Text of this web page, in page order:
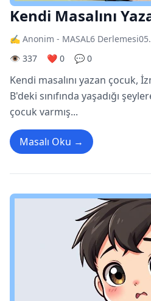
Kendi Masalını
✍️ Anonim - MASAL6 Derlemesi
👁️ 337
❤️ 0 💬 0
Kendi masalını yazan çocuk,
B'deki sınıfında yaşadığı
çocuk varmış...
Masalı Oku →